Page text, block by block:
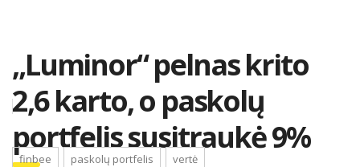
„Luminor“ pelnas krito
2,6 karto, o paskolų
portfelis susitraukė 9%
finbee paskolų portfelis vertė